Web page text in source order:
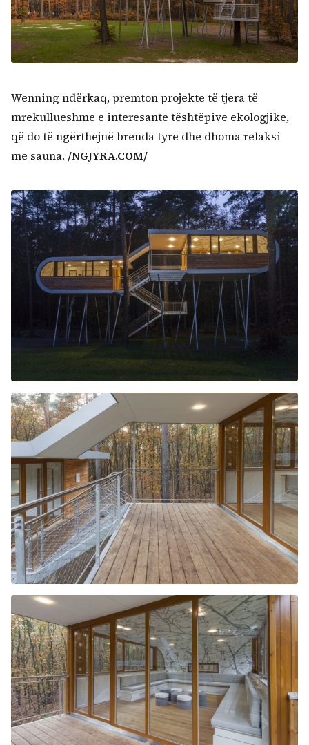
Wenning ndërkaq, premton projekte të tjera të
mrekullueshme e interesante tështëpive ekologjike,
që do të ngërthejnë brenda tyre dhe dhoma relaksi
me sauna. /NGJYRA.COM/